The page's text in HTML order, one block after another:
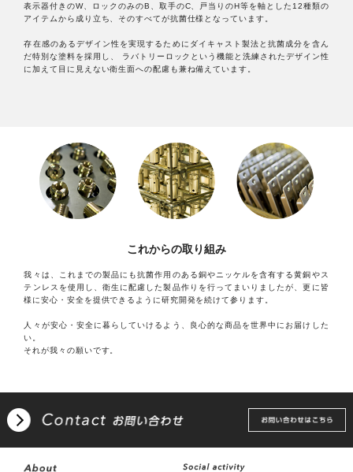
表示器付きのW、ロックのみのB、取手のC、戸当りのH等を軸とした12種類の
アイテムから成り立ち、そのすべてが抗菌仕様となっています。
存在感のあるデザイン性を実現するためにダイキャスト製法と抗菌成分を含ん
だ特別な塗料を採用し、 ラバトリーロックという機能と洗練されたデザイン性
に加えて目に見えない衛生面への配慮も兼ね備えています。
これからの取り組み
我々は、これまでの製品にも抗菌作用のある銅やニッケルを含有する黄銅やス
テンレスを使用し、衛生に配慮した製品作りを行ってまいりましたが、更に皆
様に安心・安全を提供できるように研究開発を続けて参ります。
人々が安心・安全に暮らしていけるよう、良心的な商品を世界中にお届けした
い。
それが我々の願いです。